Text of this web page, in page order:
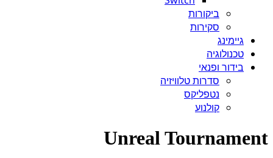
ביקורות
סקירות
גיימינג
טכנולוגיה
בידור ופנאי
סדרות טלוויזיה
נטפליקס
קולנוע
Unreal Tournament